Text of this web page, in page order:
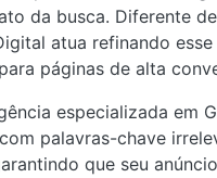
da busca. Diferente
atua refinando
páginas de alta
especializada em
palavras-chave
que seu